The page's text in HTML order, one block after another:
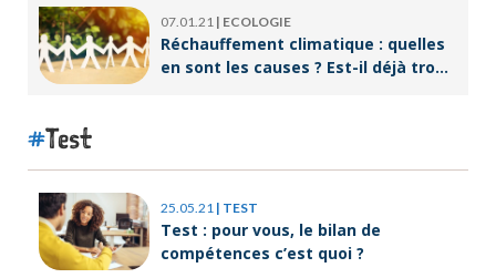
07.01.21 | ECOLOGIE
Réchauffement climatique : quelles
en sont les causes ? Est-il déjà trop
Test
25.05.21 | TEST
Test : pour vous, le bilan de
compétences c’est quoi ?